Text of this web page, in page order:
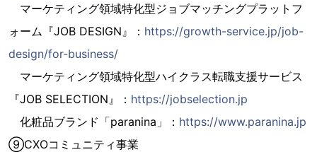
マーケティング領域特化型ジョブマッチングプラットフ
ォーム『JOB DESIGN』： https://growth-service.jp/job-
design/for-business/
マーケティング領域特化型ハイクラス転職支援サービス
『JOB SELECTION』： https://jobselection.jp
化粧品ブランド「paranina」： https://www.paranina.jp
⑨CXOコミュニティ事業